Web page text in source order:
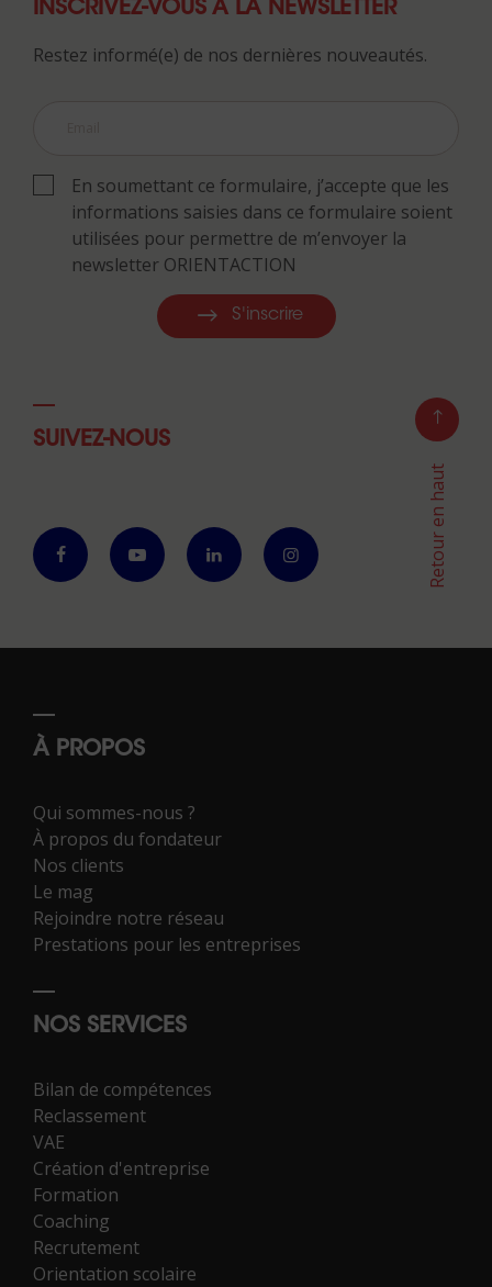
INSCRIVEZ-VOUS À LA NEWSLETTER
Restez informé(e) de nos dernières nouveautés.
En soumettant ce formulaire, j’accepte que les
informations saisies dans ce formulaire soient
utilisées pour permettre de m’envoyer la
newsletter ORIENTACTION
S'inscrire
SUIVEZ-NOUS
Retour en haut
À PROPOS
Qui sommes-nous ?
À propos du fondateur
Nos clients
Le mag
Rejoindre notre réseau
Prestations pour les entreprises
NOS SERVICES
Bilan de compétences
Reclassement
VAE
Création d'entreprise
Formation
Coaching
Recrutement
Orientation scolaire